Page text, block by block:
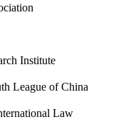
Institute
League of China
Law